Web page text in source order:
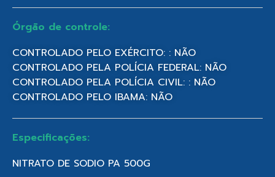
Órgão de controle:
CONTROLADO PELO EXÉRCITO: : NÃO
CONTROLADO PELA POLÍCIA FEDERAL: NÃO
CONTROLADO PELA POLÍCIA CIVIL: : NÃO
CONTROLADO PELO IBAMA: NÃO
Especificações:
NITRATO DE SODIO PA 500G